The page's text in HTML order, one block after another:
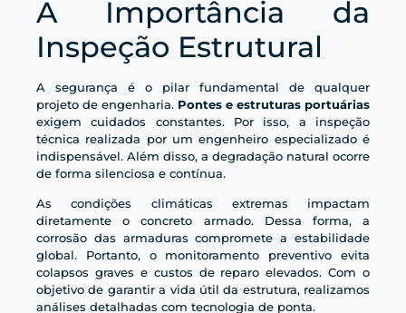
A Importância da
Inspeção Estrutural
A segurança é o pilar fundamental de qualquer
projeto de engenharia. Pontes e estruturas portuárias
exigem cuidados constantes. Por isso, a inspeção
técnica realizada por um engenheiro especializado é
indispensável. Além disso, a degradação natural ocorre
de forma silenciosa e contínua.
As condições climáticas extremas impactam
diretamente o concreto armado. Dessa forma, a
corrosão das armaduras compromete a estabilidade
global. Portanto, o monitoramento preventivo evita
colapsos graves e custos de reparo elevados. Com o
objetivo de garantir a vida útil da estrutura, realizamos
análises detalhadas com tecnologia de ponta.